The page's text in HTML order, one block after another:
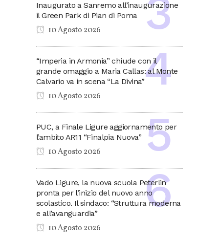
Inaugurato a Sanremo all’inaugurazione
il Green Park di Pian di Poma
10 Agosto 2026
“Imperia in Armonia” chiude con il
grande omaggio a Maria Callas: al Monte
Calvario va in scena “La Divina”
10 Agosto 2026
PUC, a Finale Ligure aggiornamento per
l’ambito AR11 “Finalpia Nuova”
10 Agosto 2026
Vado Ligure, la nuova scuola Peterlin
pronta per l’inizio del nuovo anno
scolastico. Il sindaco: “Struttura moderna
e all’avanguardia”
10 Agosto 2026